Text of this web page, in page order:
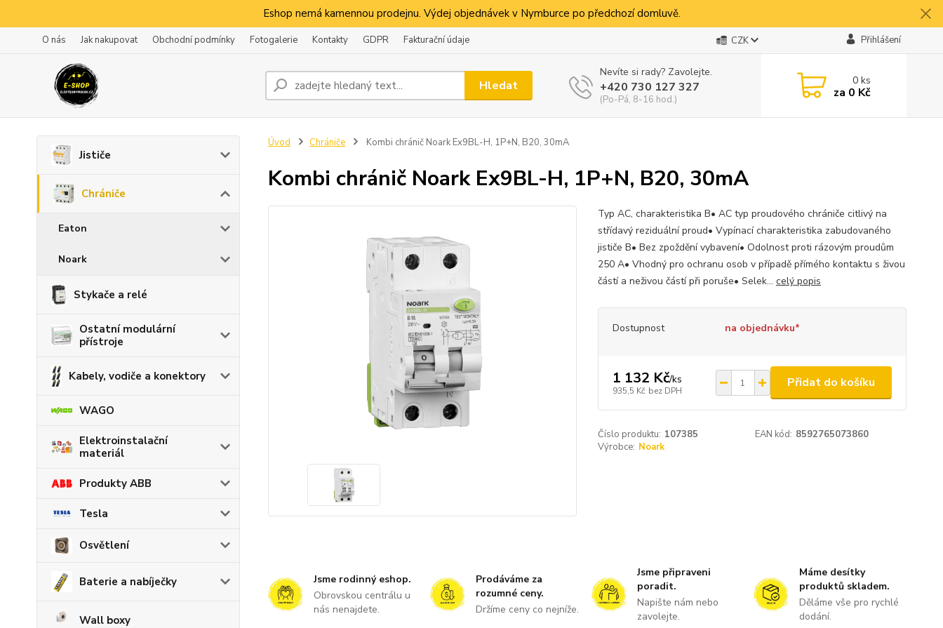
Eshop nemá kamennou prodejnu. Výdej objednávek v Nymburce po předchozí domluvě.
O nás Jak nakupovat Obchodní podmínky Fotogalerie Kontakty GDPR Fakturační údaje CZK Přihlášení
Hledat
Nevíte si rady? Zavolejte.
+420 730 127 327
(Po-Pá, 8-16 hod.)
0ks
za 0 Kč
Jističe
Chrániče
Eaton
Noark
Stykače a relé
Ostatní modulární
přístroje
Kabely, vodiče a konektory
WAGO
Elektroinstalační
materiál
Produkty ABB
Tesla
Osvětlení
Baterie a nabíječky
Wall boxy
Úvod Chrániče Kombi chránič Noark Ex9BL-H, 1P+N, B20, 30mA
Kombi chránič Noark Ex9BL-H, 1P+N, B20, 30mA
Typ AC, charakteristika B• AC typ proudového chrániče citlivý na
střídavý reziduální proud• Vypínací charakteristika zabudovaného
jističe B• Bez zpoždění vybavení• Odolnost proti rázovým proudům
250 A• Vhodný pro ochranu osob v případě přímého kontaktu s živou
částí a neživou částí při poruše• Selek... celý popis
Dostupnost na objednávku*
1 132 Kč/ks
935,5 Kč bez DPH
Přidat do košíku
Číslo produktu: 107385 EAN kód: 8592765073860
Výrobce: Noark
Jsme rodinný eshop.
Obrovskou centrálu u
nás nenajdete.
Prodáváme za
rozumné ceny.
Držíme ceny co nejníže.
Jsme připraveni
poradit.
Napište nám nebo
zavolejte.
Máme desítky
produktů skladem.
Děláme vše pro rychlé
dodání.